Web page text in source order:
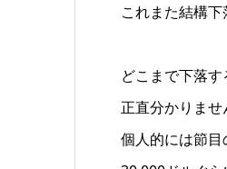
これまた結構下
どこまで下落す
正直分かりませ
個人的には節目